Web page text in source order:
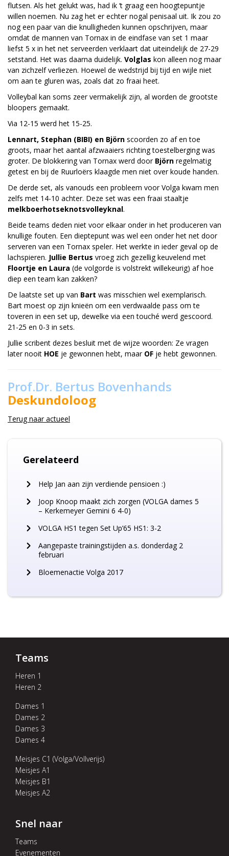
flutsen. Als het gelukt was, had ik ‘t graag een hoogtepuntje
willen noemen. Nu zag het er echter nogal penisaal uit. Ik zou zo
nog een paar van die knulligheden kunnen opschrijven, maar
omdat de mannen van Tornax in de eindfase van set 1 maar
liefst 5 x in het net serveerden verklaart dat uiteindelijk de 27-29
setstand. Het was daarna duidelijk. Volglas kon alleen nog maar
van zichzelf verliezen. Hoewel de wedstrijd bij tijd en wijle niet
om aan te gluren was, zoals dat zo fraai heet.
Volleybal kan soms zeer vermakelijk zijn, al worden de grootste
bloopers gemaakt.
Via 12-15 werd het 15-25.
Lennart, Stephan (BIBI) en Björn scoorden zo af en toe
groots, maar het aantal afzwaaiers richting toestelberging was
groter. De blokkering van Tornax werd door Björn regelmatig
getest en bij de Ruurloërs klaagde men niet over koude handen.
De derde set, als vanouds een probleem voor Volga kwam men
zelfs met 14-10 achter. Deze set was een fraai staaltje
melkboerhotseknotsvolleyknal.
Beide teams deden niet voor elkaar onder in het produceren van
knullige fouten. Een dieptepunt was wel een onder het net door
serveren van een Tornax speler. Het werkte in ieder geval op de
lachspieren. Jullie Bertus vroeg zich gezellig keuvelend met
Floortje en Laura (de volgorde is volstrekt willekeurig) af hoe
diep een team kan zakken?
De laatste set up van Bart was misschien wel exemplarisch.
Bart moest op zijn knieën om een verdwaalde pass om te
toveren in een set up, dewelke via een touché werd gescoord.
21-25 en 0-3 in sets.
Jullie scribent dezes besluit met de wijze woorden: Ze vragen
later nooit HOE je gewonnen hebt, maar OF je hebt gewonnen.
Prof.Dr. Bertus Bovenhands
Deskundoloog
Terug naaractueel
Gerelateerd
Help Jan aan zijn verdiende pensioen :)
Joop Knoop maakt zich zorgen (VOLGA dames 5
– Kerkemeyer Gemini 6 4-0)
VOLGA HS1 tegen Set Up’65 HS1: 3-2
Aangepaste trainingstijden a.s. donderdag 2
februari
Bloemenactie Volga 2017
Teams
Heren 1
Heren 2
Dames 1
Dames 2
Dames 3
Dames 4
Meisjes C1 (Volga/Vollverijs)
Meisjes A1
Meisjes B1
Meisjes A2
Snel naar
Teams
Evenementen